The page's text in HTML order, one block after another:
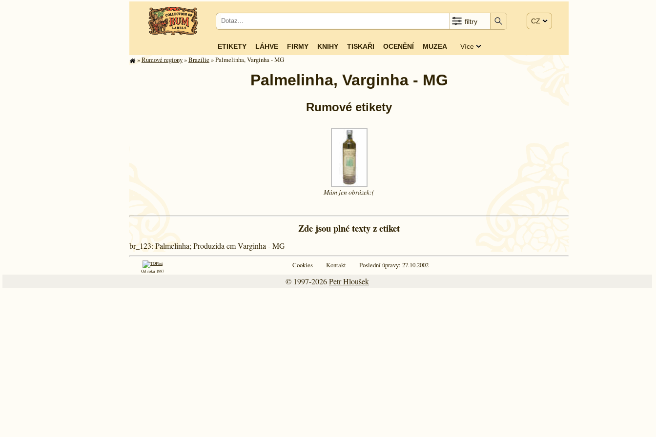
filtry CZ
ETIKETY LÁHVE FIRMY KNIHY TISKAŘI OCENĚNÍ MUZEA Více
»Rumové regiony»Brazílie » Palmelinha, Varginha - MG
Palmelinha, Varginha - MG
Rumové etikety
Mám jenobrázek:(
Zde jsou plné texty z etiket
br_123: Palmelinha; Produzida em Varginha - MG
Od roku 1997
Cookies Kontakt Poslední úpravy: 27.10.2002
© 1997-2026Petr Hloušek